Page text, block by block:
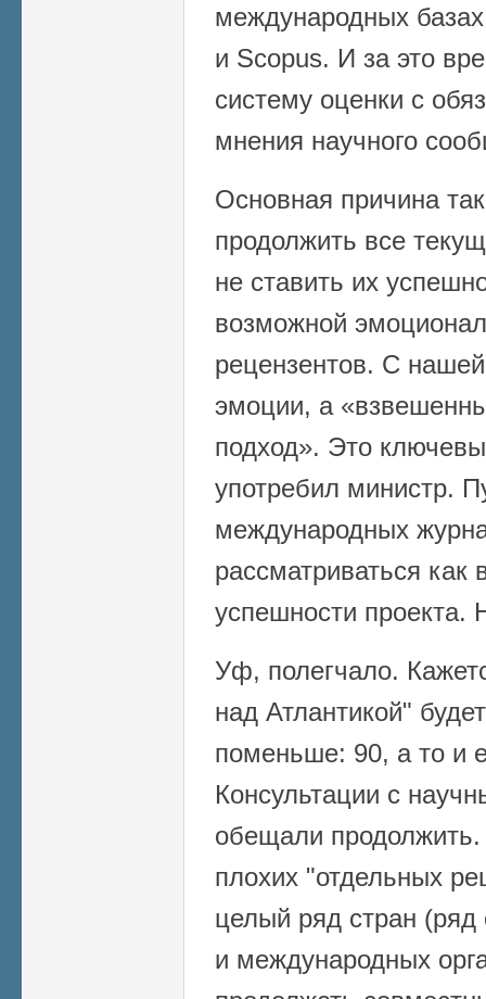
международных
и Scopus. И за это
систему оценки с
мнения научного
Основная причина
продолжить все
не ставить их
возможной
рецензентов. С
эмоции, а
подход». Это
употребил министр.
международных
рассматриваться как
успешности проекта.
Уф, полегчало.
над Атлантикой"
поменьше: 90, а то и
Консультации с
обещали
плохих "отдельных
целый ряд стран
и международных